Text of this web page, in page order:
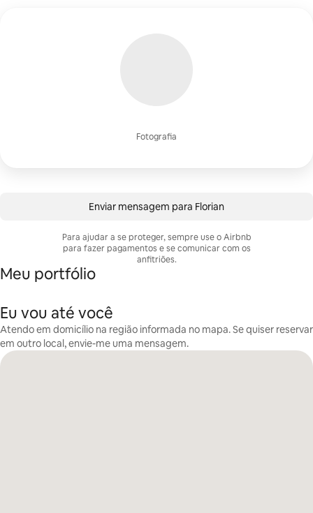
Fotografia
Enviar mensagem para Florian
Para ajudar a se proteger, sempre use o Airbnb
para fazer pagamentos e se comunicar com os
anfitriões.
Meu portfólio
Eu vou até você
Atendo em domicílio na região informada no mapa. Se quiser reservar
em outro local, envie-me uma mensagem.